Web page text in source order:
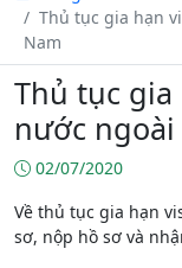
Thủ tục gia hạn
Nam
Thủ tục
nước
02/07/2020
Về thủ tục gia hạn
sơ, nộp hồ sơ và